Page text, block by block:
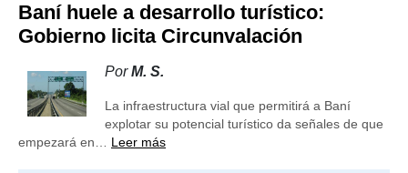
Baní huele a desarrollo turístico:
Gobierno licita Circunvalación
PorM. S.
La infraestructura vial que permitirá a Baní
explotar su potencial turístico da señales de que
empezará en… Leer más